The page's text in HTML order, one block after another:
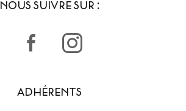
NOUS SUIVRE SUR :
ADHÉRENTS